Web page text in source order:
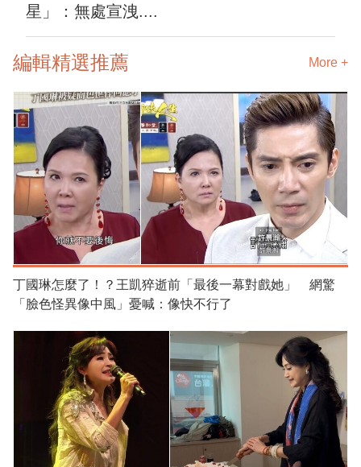
星」：無處宣洩....
編輯精選推薦 More +
丁國琳怎麼了！？王凱猝逝前「最後一幕對戲她」 網驚
「臉色怪異像中風」憂喊：像快不行了